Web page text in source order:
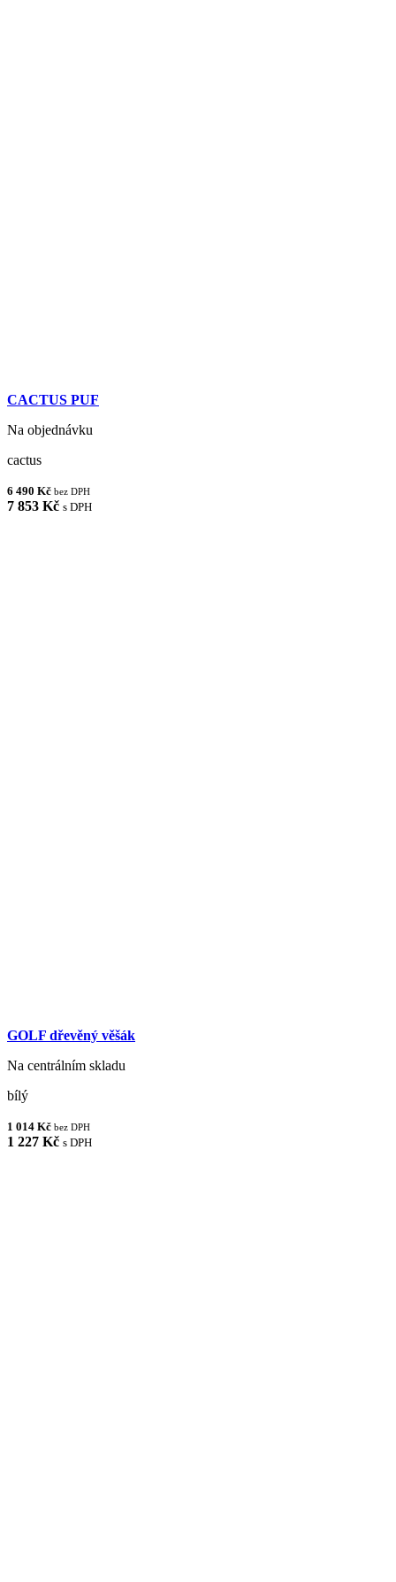
CACTUS PUF
Na objednávku
cactus
6 490 Kč bez DPH
7 853 Kč s DPH
GOLF dřevěný věšák
Na centrálním skladu
bílý
1 014 Kč bez DPH
1 227 Kč s DPH